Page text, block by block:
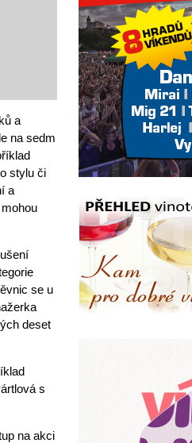
a
na sedm
stylu či
a
se u
deset
s
na akci